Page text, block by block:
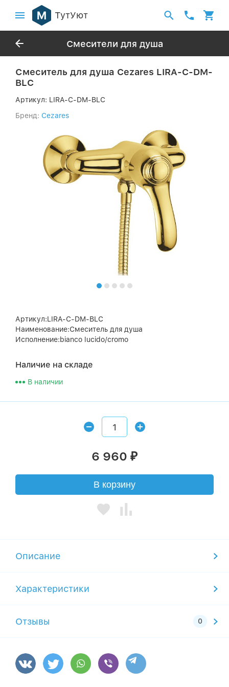
ТутУют
Смесители для душа
Смеситель для душа Cezares LIRA-C-DM-
BLC
Артикул: LIRA-C-DM-BLC
Бренд: Cezares
Артикул:LIRA-C-DM-BLC
Наименование:Смеситель для душа
Исполнение:bianco lucido/cromo
Наличие на складе
В наличии
6 960 ₽
В корзину
Описание
Характеристики
Отзывы